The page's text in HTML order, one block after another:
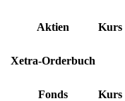
Aktien Kurs
Xetra-Orderbuch
Fonds Kurs